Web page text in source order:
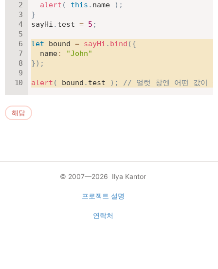
alert ( this . name ) ;
}
sayHi . test = 5 ;
let bound = sayHi . bind ({
name:
"John"
}) ;
alert ( bound . test ) ; // 얼럿 창엔 어떤 값이 출
해답
© 2007—2026 Ilya Kantor
프로젝트 설명
연락처